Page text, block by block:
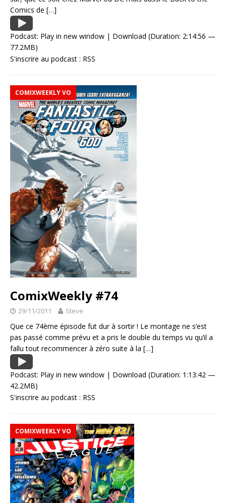
Comics de […]
Podcast: Play in new window | Download (Duration: 2:14:56 —
77.2MB)
S'inscrire au podcast : RSS
COMIXWEEKLY VO
ComixWeekly #74
29/11/2011 Steve
Que ce 74ème épisode fut dur à sortir ! Le montage ne s’est
pas passé comme prévu et a pris le double du temps vu qu’il a
fallu tout recommencer à zéro suite à la […]
Podcast: Play in new window | Download (Duration: 1:13:42 —
42.2MB)
S'inscrire au podcast : RSS
COMIXWEEKLY VO